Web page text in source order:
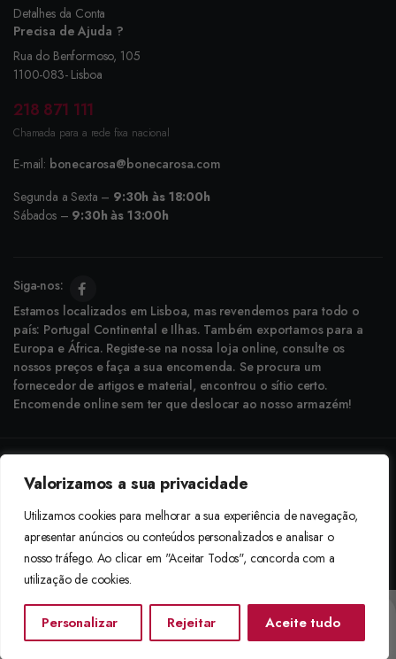
Valorizamos a sua privacidade
Utilizamos cookies para melhorar a sua experiência de navegação,
apresentar anúncios ou conteúdos personalizados e analisar o
nosso tráfego. Ao clicar em "Aceitar Todos", concorda com a
utilização de cookies.
Personalizar Rejeitar Aceite tudo
Detalhes da Conta
Precisa de Ajuda ?
Rua do Benformoso, 105
1100-083- Lisboa
218 871 111
Chamada para a rede fixa nacional
E-mail: bonecarosa@bonecarosa.com
Segunda a Sexta – 9:30h às 18:00h
Sábados – 9:30h às 13:00h
Siga-nos:
Estamos localizados em Lisboa, mas revendemos para todo o
país: Portugal Continental e Ilhas. Também exportamos para a
Europa e África. Registe-se na nossa loja online, consulte os
nossos preços e faça a sua encomenda. Se procura um
fornecedor de artigos e material, encontrou o sítio certo.
Encomende online sem ter que deslocar ao nosso armazém!
Aceitamos: Transferência Bancária e Envio à Cobrança
Início Categorias Procurar Lista De Desejos Conta